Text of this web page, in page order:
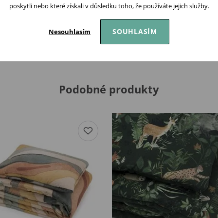
materiály. To zaručuje, žeVám i Vašim nejmenším
Podobné produkty
poskytli nebo které získali v důsledku toho, že používáte jejich služby.
Nesouhlasím SOUHLASÍM